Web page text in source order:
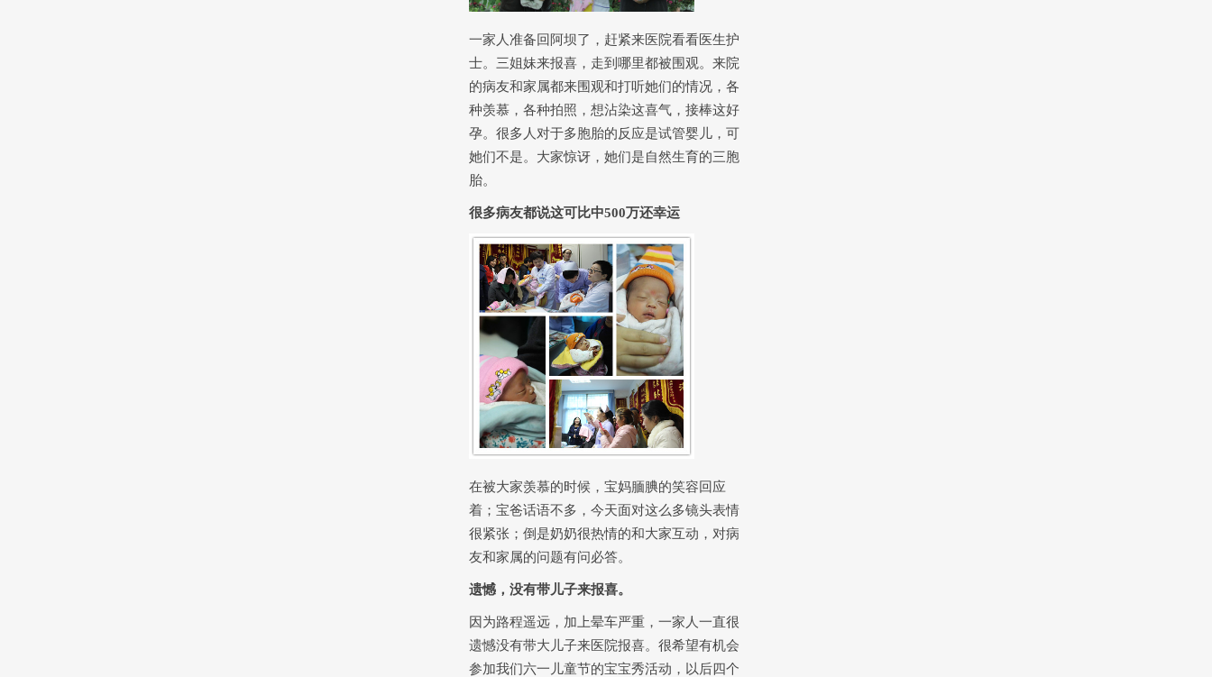
一家人准备回阿坝了，赶紧来医院看看医生护
士。三姐妹来报喜，走到哪里都被围观。来院
的病友和家属都来围观和打听她们的情况，各
种羡慕，各种拍照，想沾染这喜气，接棒这好
孕。很多人对于多胞胎的反应是试管婴儿，可
她们不是。大家惊讶，她们是自然生育的三胞
胎。
很多病友都说这可比中500万还幸运
在被大家羡慕的时候，宝妈腼腆的笑容回应
着；宝爸话语不多，今天面对这么多镜头表情
很紧张；倒是奶奶很热情的和大家互动，对病
友和家属的问题有问必答。
遗憾，没有带儿子来报喜。
因为路程遥远，加上晕车严重，一家人一直很
遗憾没有带大儿子来医院报喜。很希望有机会
参加我们六一儿童节的宝宝秀活动，以后四个